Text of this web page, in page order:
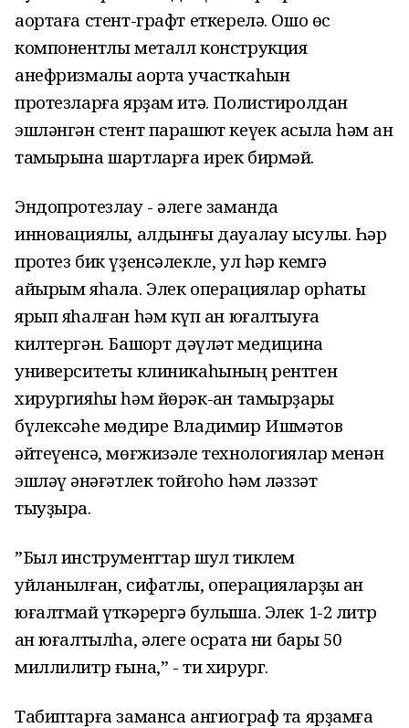
аортаға стент-графт еткерелә. Ошо өс
компонентлы металл конструкция
анефризмалы аорта участкаһын
протезларға ярҙам итә. Полистиролдан
эшләнгән стент парашют кеүек асыла һәм ҡан
тамырына шартларға ирек бирмәй.
Эндопротезлау - әлеге заманда
инновациялы, алдынғы дауалау ысулы. Һәр
протез бик үҙенсәлекле, ул һәр кемгә
айырым яһала. Элек операциялар ҡорһаҡты
ярып яһалған һәм күп ҡан юғалтыуға
килтергән. Башҡорт дәүләт медицина
университеты клиникаһының рентген
хирургияһы һәм йөрәк-ҡан тамырҙары
бүлексәһе мөдире Владимир Ишмәтов
әйтеүенсә, мөғжизәле технологиялар менән
эшләү ҡәнәғәтлек тойғоһо һәм ләззәт
тыуҙыра.
”Был инструменттар шул тиклем
уйланылған, сифатлы, операцияларҙы ҡан
юғалтмай үткәрергә булыша. Элек 1-2 литр
ҡан юғалтылһа, әлеге осраҡта ни бары 50
миллилитр ғына,” - ти хирург.
Табиптарға заманса ангиограф та ярҙамға